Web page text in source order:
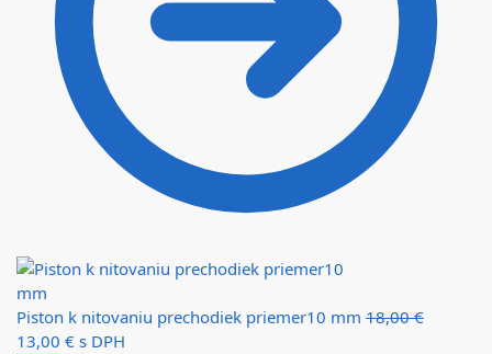
Piston k nitovaniu prechodiek priemer10 mm 18,00€
13,00 € s DPH